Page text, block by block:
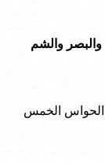
والشم
الحواس الخمس